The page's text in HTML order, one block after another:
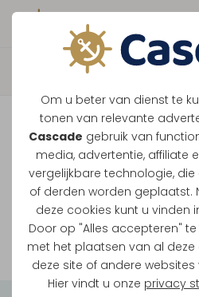
Om u beter van dienst te
tonen van relevante
Cascade gebruik van
media, advertentie, affiliate
vergelijkbare technologie,
of derden worden geplaatst.
deze cookies kunt u vinden
Door op "Alles accepteren"
met het plaatsen van al
deze site of andere websites
Hier vindt u onze privacy
Boek direct
Vaar je
Ondanks de lage
onze vaarten
Bekijk onze